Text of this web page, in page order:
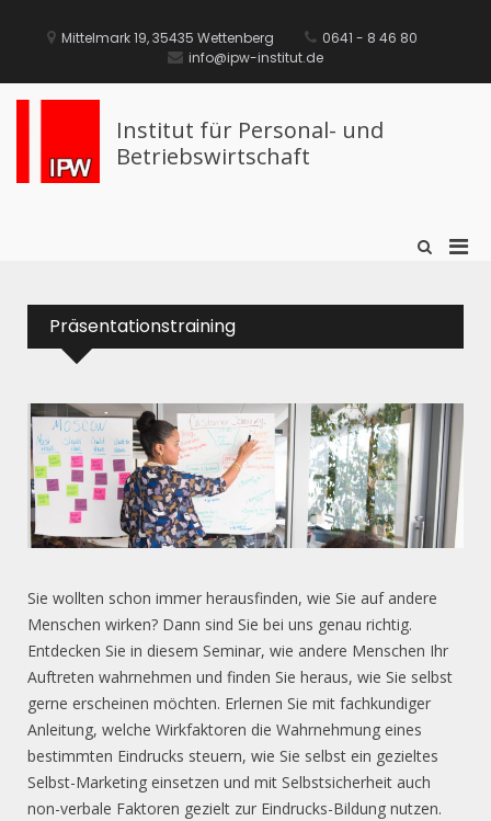
Mittelmark 19, 35435 Wettenberg
0641 - 8 46 80
info@ipw-institut.de
Institut für Personal- und
Betriebswirtschaft
Präsentationstraining
Sie wollten schon immer herausfinden, wie Sie auf andere
Menschen wirken? Dann sind Sie bei uns genau richtig.
Entdecken Sie in diesem Seminar, wie andere Menschen Ihr
Auftreten wahrnehmen und finden Sie heraus, wie Sie selbst
gerne erscheinen möchten. Erlernen Sie mit fachkundiger
Anleitung, welche Wirkfaktoren die Wahrnehmung eines
bestimmten Eindrucks steuern, wie Sie selbst ein gezieltes
Selbst-Marketing einsetzen und mit Selbstsicherheit auch
non-verbale Faktoren gezielt zur Eindrucks-Bildung nutzen.